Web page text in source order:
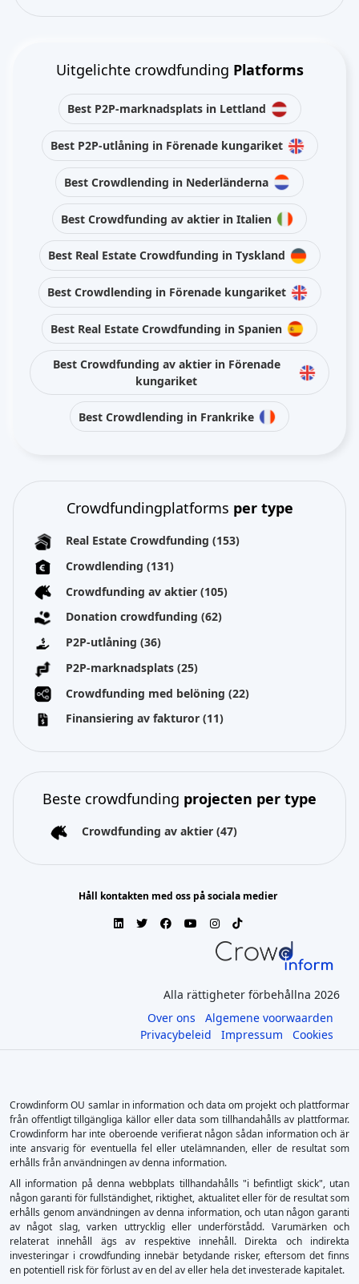
Uitgelichte crowdfunding Platforms
Best P2P-marknadsplats in Lettland
Best P2P-utlåning in Förenade kungariket
Best Crowdlending in Nederländerna
Best Crowdfunding av aktier in Italien
Best Real Estate Crowdfunding in Tyskland
Best Crowdlending in Förenade kungariket
Best Real Estate Crowdfunding in Spanien
Best Crowdfunding av aktier in Förenade
kungariket
Best Crowdlending in Frankrike
Crowdfundingplatforms per type
Real Estate Crowdfunding (153)
Crowdlending (131)
Crowdfunding av aktier (105)
Donation crowdfunding (62)
P2P-utlåning (36)
P2P-marknadsplats (25)
Crowdfunding med belöning (22)
Finansiering av fakturor (11)
Beste crowdfunding projecten per type
Crowdfunding av aktier (47)
Håll kontakten med oss på sociala medier
Alla rättigheter förbehållna 2026
Over ons
Algemene voorwaarden
Privacybeleid
Impressum Cookies
Crowdinform OU samlar in information och data om projekt och plattformar
från offentligt tillgängliga källor eller data som tillhandahålls av plattformar.
Crowdinform har inte oberoende verifierat någon sådan information och är
inte ansvarig för eventuella fel eller utelämnanden, eller de resultat som
erhålls från användningen av denna information.
All information på denna webbplats tillhandahålls "i befintligt skick", utan
någon garanti för fullständighet, riktighet, aktualitet eller för de resultat som
erhålls genom användningen av denna information, och utan någon garanti
av något slag, varken uttrycklig eller underförstådd. Varumärken och
relaterat innehåll ägs av respektive innehåll. Direkta och indirekta
investeringar i crowdfunding innebär betydande risker, eftersom det finns
en potentiell risk för förlust av en del av eller hela det investerade kapitalet.